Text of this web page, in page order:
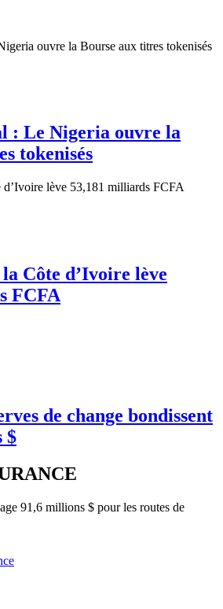
résiste
: Le Nigeria ouvre la
tokenisés
Côte d’Ivoire lève
FCFA
de change bondissent
$